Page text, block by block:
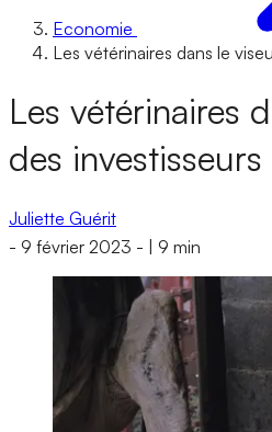
Economie
Les vétérinaires dans le
Les vétérinaires
des investisseurs
Juliette Guérit
- 9 février 2023 - 9 min